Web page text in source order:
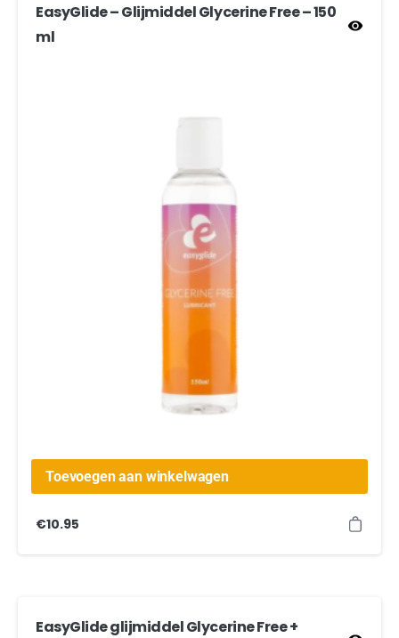
EasyGlide – Glijmiddel Glycerine Free – 150
ml
Toevoegen aan winkelwagen
€10.95
EasyGlide glijmiddel Glycerine Free +